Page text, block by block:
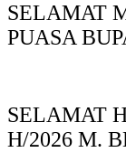
SELAMAT
PUASA
SELAMAT
H/2026 M.